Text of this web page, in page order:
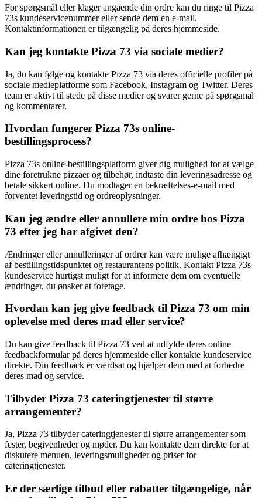
For spørgsmål eller klager angående din ordre kan du ringe til Pizza
73s kundeservicenummer eller sende dem en e-mail.
Kontaktinformationen er tilgængelig på deres hjemmeside.
Kan jeg kontakte Pizza 73 via sociale medier?
Ja, du kan følge og kontakte Pizza 73 via deres officielle profiler på
sociale medieplatforme som Facebook, Instagram og Twitter. Deres
team er aktivt til stede på disse medier og svarer gerne på spørgsmål
og kommentarer.
Hvordan fungerer Pizza 73s online-
bestillingsprocess?
Pizza 73s online-bestillingsplatform giver dig mulighed for at vælge
dine foretrukne pizzaer og tilbehør, indtaste din leveringsadresse og
betale sikkert online. Du modtager en bekræftelses-e-mail med
forventet leveringstid og ordreoplysninger.
Kan jeg ændre eller annullere min ordre hos Pizza
73 efter jeg har afgivet den?
Ændringer eller annulleringer af ordrer kan være mulige afhængigt
af bestillingstidspunktet og restaurantens politik. Kontakt Pizza 73s
kundeservice hurtigst muligt for at informere dem om eventuelle
ændringer, du ønsker at foretage.
Hvordan kan jeg give feedback til Pizza 73 om min
oplevelse med deres mad eller service?
Du kan give feedback til Pizza 73 ved at udfylde deres online
feedbackformular på deres hjemmeside eller kontakte kundeservice
direkte. Din feedback er værdsat og hjælper dem med at forbedre
deres mad og service.
Tilbyder Pizza 73 cateringtjenester til større
arrangementer?
Ja, Pizza 73 tilbyder cateringtjenester til større arrangementer som
fester, begivenheder og møder. Du kan kontakte dem direkte for at
diskutere menuen, leveringsmuligheder og priser for
cateringtjenester.
Er der særlige tilbud eller rabatter tilgængelige, når